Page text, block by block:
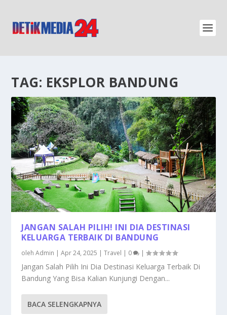
TAG: EKSPLOR BANDUNG
JANGAN SALAH PILIH! INI DIA DESTINASI
KELUARGA TERBAIK DI BANDUNG
olehAdmin |Apr 24, 2025 |Travel | 0 |
Jangan Salah Pilih Ini Dia Destinasi Keluarga Terbaik Di
Bandung Yang Bisa Kalian Kunjungi Dengan...
BACA SELENGKAPNYA